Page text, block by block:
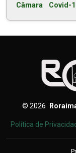
Câmara Covid-
© 2026
Política de